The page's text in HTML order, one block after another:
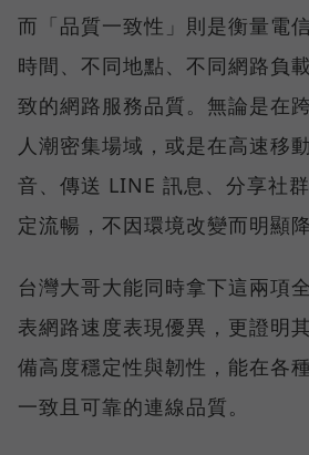
而「品質一致性」則是衡量電
時間、不同地點、不同網路負
致的網路服務品質。無論是在
人潮密集場域，或是在高速移
音、傳送 LINE 訊息、分享社
定流暢，不因環境改變而明顯降
台灣大哥大能同時拿下這兩項
表網路速度表現優異，更證明
備高度穩定性與韌性，能在各
一致且可靠的連線品質。